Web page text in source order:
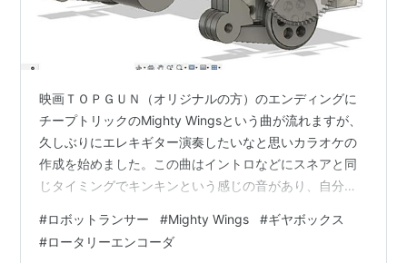
映画ＴＯＰＧＵＮ（オリジナルの方）のエンディングに
チープトリックのMighty Wingsという曲が流れますが、
久しぶりにエレキギター演奏したいなと思いカラオケの
作成を始めました。この曲はイントロなどにスネアと同
じタイミングでキンキンという感じの音があり、自分に
ＤＴＭソフトで再現しようと思って色々探すもののなか
なかそれらしい音が見つかりません。友人に聞くとシン
#ロボットランサー #Mighty Wings #ギヤボックス
#ロータリーエンコーダ